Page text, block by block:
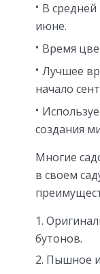
В средней
июне.
Время
Лучшее
начало
создания
Многие
в своем
бутонов.
Пышное